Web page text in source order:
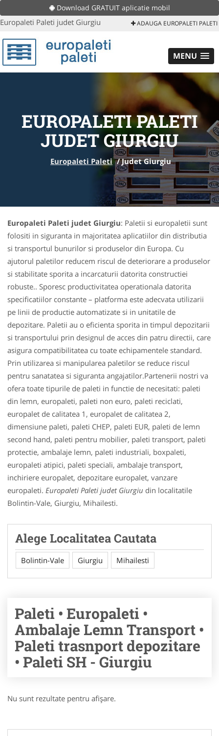
Download GRATUIT aplicatie mobil
Europaleti Paleti judet Giurgiu ADAUGA EUROPALETI PALETI
MENU
EUROPALETI PALETI
JUDET GIURGIU
Europaleti Paleti /Judet Giurgiu
Europaleti Paleti judet Giurgiu: Paletii si europaletii sunt
folositi in siguranta in majoritatea aplicatiilor din distributia
si transportul bunurilor si produselor din Europa. Cu
ajutorul paletilor reducem riscul de deteriorare a produselor
si stabilitate sporita a incarcaturii datorita constructiei
robuste.. Sporesc productivitatea operationala datorita
specificatiilor constante – platforma este adecvata utilizarii
pe linii de productie automatizate si in unitatile de
depozitare. Paletii au o eficienta sporita in timpul depozitarii
si transportului prin designul de acces din patru directii, care
asigura compatibilitatea cu toate echipamentele standard.
Prin utilizarea si manipularea paletilor se reduce riscul
pentru sanatatea si siguranta angajatilor.Partenerii nostri va
ofera toate tipurile de paleti in functie de necesitati: paleti
din lemn, europaleti, paleti non euro, paleti reciclati,
europalet de calitatea 1, europalet de calitatea 2,
dimensiune paleti, paleti CHEP, paleti EUR, paleti de lemn
second hand, paleti pentru mobilier, paleti transport, paleti
protectie, ambalaje lemn, paleti industriali, boxpaleti,
europaleti atipici, paleti speciali, ambalaje transport,
inchiriere europalet, depozitare europalet, vanzare
europaleti. Europaleti Paleti judet Giurgiu din localitatile
Bolintin-Vale, Giurgiu, Mihailesti.
Alege Localitatea Cautata
Bolintin-Vale Giurgiu Mihailesti
Paleti • Europaleti •
Ambalaje Lemn Transport •
Paleti trasnport depozitare
• Paleti SH - Giurgiu
Nu sunt rezultate pentru afişare.